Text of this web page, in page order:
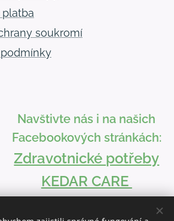
platba
soukromí
Navštivte nás i na našich
Facebookových stránkách:
Zdravotnické potřeby
KEDAR CARE